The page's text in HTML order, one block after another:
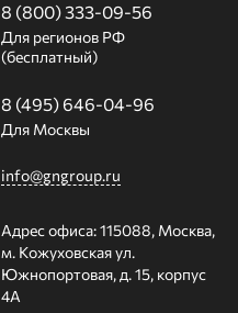
8 (800) 333-09-56
Для регионов РФ
(бесплатный)
8 (495) 646-04-96
Для Москвы
info@gngroup.ru
Адрес офиса: 115088, Москва,
м. Кожуховская ул.
Южнопортовая, д. 15, корпус
4А